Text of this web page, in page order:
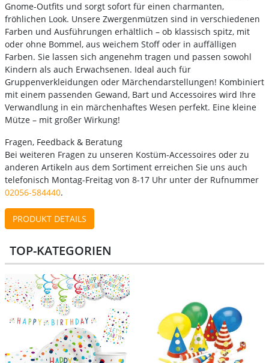
Gnome-Outfits und sorgt sofort für einen charmanten,
fröhlichen Look. Unsere Zwergenmützen sind in verschiedenen
Farben und Ausführungen erhältlich – ob klassisch spitz, mit
oder ohne Bommel, aus weichem Stoff oder in auffälligen
Farben. Sie lassen sich angenehm tragen und passen sowohl
Kindern als auch Erwachsenen. Ideal auch für
Gruppenverkleidungen oder Märchendarstellungen! Kombiniert
mit einem passenden Gewand, Bart und Accessoires wird Ihre
Verwandlung in ein märchenhaftes Wesen perfekt. Eine kleine
Mütze – mit großer Wirkung!
Fragen, Feedback & Beratung
Bei weiteren Fragen zu unseren Kostüm-Accessoires oder zu
anderen Artikeln aus dem Sortiment erreichen Sie uns auch
telefonisch Montag-Freitag von 8-17 Uhr unter der Rufnummer
02056-584440.
PRODUKT DETAILS
TOP-KATEGORIEN